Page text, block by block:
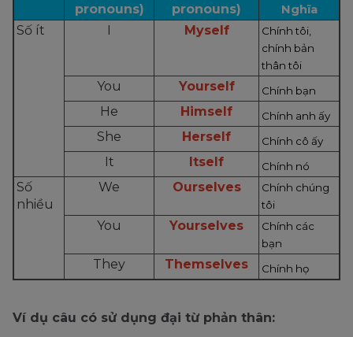
pronouns)
pronouns)
Nghĩa
Số ít I Myself
Chính tôi,
chính bản
thân tôi
You Yourself Chính bạn
He Himself Chính anh ấy
She Herself Chính cô ấy
It Itself Chính nó
Số
nhiều
We Ourselves
Chính chúng
tôi
You Yourselves
Chính các
bạn
They Themselves Chính họ
Ví dụ câu có sử dụng đại từ phản thân: